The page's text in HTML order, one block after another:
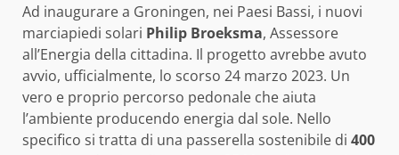
Ad inaugurare a Groningen, nei Paesi Bassi, i nuovi
marciapiedi solari Philip Broeksma, Assessore
all’Energia della cittadina. Il progetto avrebbe avuto
avvio, ufficialmente, lo scorso 24 marzo 2023. Un
vero e proprio percorso pedonale che aiuta
l’ambiente producendo energia dal sole. Nello
specifico si tratta di una passerella sostenibile di 400